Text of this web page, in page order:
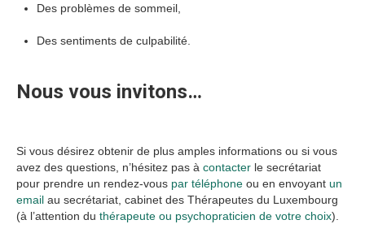
Des problèmes de sommeil,
Des sentiments de culpabilité.
Nous vous invitons…
Si vous désirez obtenir de plus amples informations ou si vous
avez des questions, n’hésitez pas à contacter le secrétariat
pour prendre un rendez-vous par téléphone ou en envoyant un
email au secrétariat, cabinet des Thérapeutes du Luxembourg
(à l’attention du thérapeute ou psychopraticien de votre choix).